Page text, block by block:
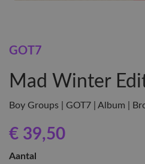
GOT7
Mad Winter
Boy Groups | GOT7 | Album |
€ 39,50
Aantal